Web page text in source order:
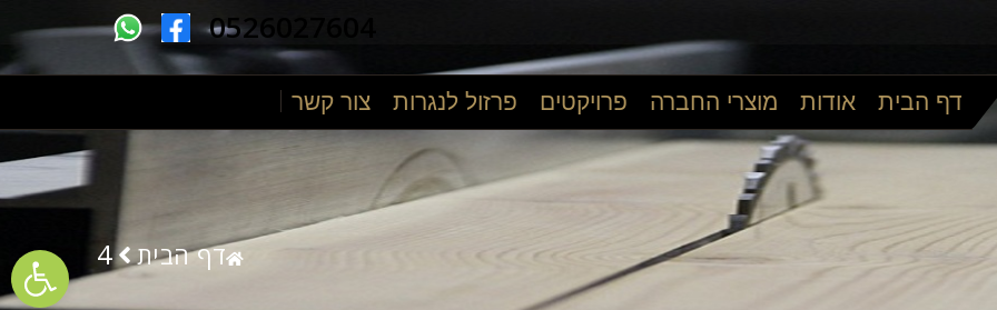
0526027604
דף הבית אודות מוצרי החברה פרויקטים פרזול לנגרות צור קשר
דף הבית 4